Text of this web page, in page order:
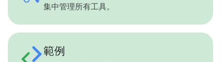
集中管理所有工具。
範例